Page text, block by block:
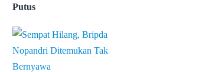
Putus